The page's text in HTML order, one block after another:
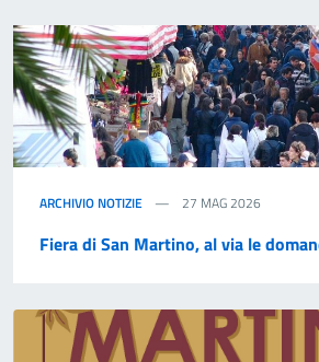
ARCHIVIO NOTIZIE 27 MAG 2026
Fiera di San Martino, al via le